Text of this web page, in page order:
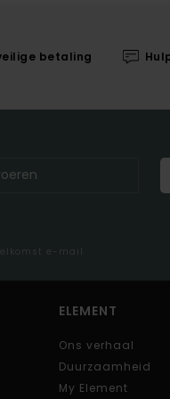
betaling
e-mail
ELEMENT
Ons verhaal
Duurzaamheid
My Element